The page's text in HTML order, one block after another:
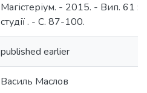
Магістеріум. - 2015. - Вип. 61 :
студії . - С. 87-100.
published earlier
Василь Маслов